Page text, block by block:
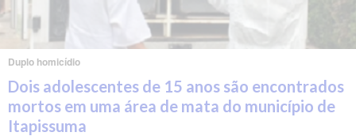
Duplo homicídio
Dois adolescentes de 15 anos são encontrados
mortos em uma área de mata do município de
Itapissuma